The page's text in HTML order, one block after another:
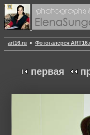
art16.ru Фотогалерея
первая